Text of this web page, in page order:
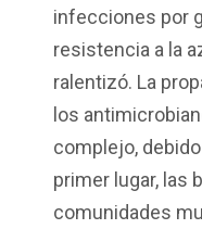
infecciones por
resistencia a la
ralentizó. La
los
complejo,
primer lugar, las
comunidades